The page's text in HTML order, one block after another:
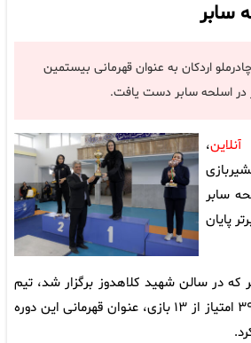
سابر
اردکان به عنوان قهرمانی بیستمین
در اسلحه سابر دست یافت.
،
سابر
پایان
که در سالن شهید کلاهدوز برگزار شد، تیم
چادرملو اردکان با کسب ۳۹ امتیاز از ۱۳ بازی، عنوان قهرمانی این دوره